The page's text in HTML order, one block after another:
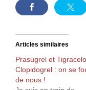
Articles similaires
Prasugrel et
Clopidogrel : on se
de nous !